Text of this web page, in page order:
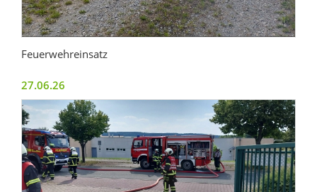
Feuerwehreinsatz
27.06.26